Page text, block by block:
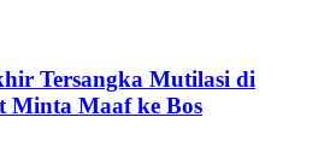
Tersangka Mutilasi di
Minta Maaf ke Bos